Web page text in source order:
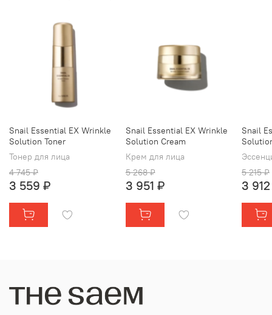
Snail Essential EX Wrinkle
Solution Toner
Тонер для лица
4 745 ₽
3 559 ₽
Snail Essential EX Wrinkle
Solution Cream
Крем для лица
5 268 ₽
3 951 ₽
Snail
5 215 ₽
3